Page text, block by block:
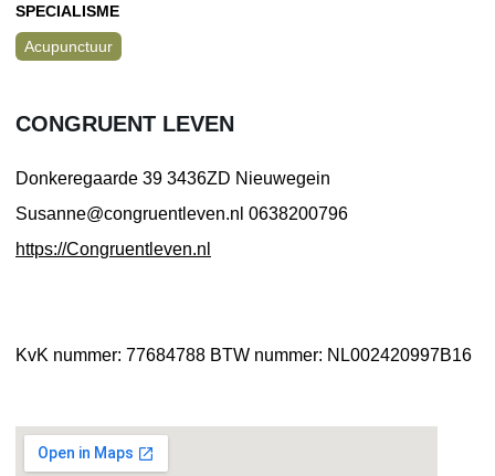
SPECIALISME
Acupunctuur
CONGRUENT LEVEN
Donkeregaarde 39 3436ZD Nieuwegein
Susanne@congruentleven.nl 0638200796
https://Congruentleven.nl
KvK nummer: 77684788 BTW nummer: NL002420997B16